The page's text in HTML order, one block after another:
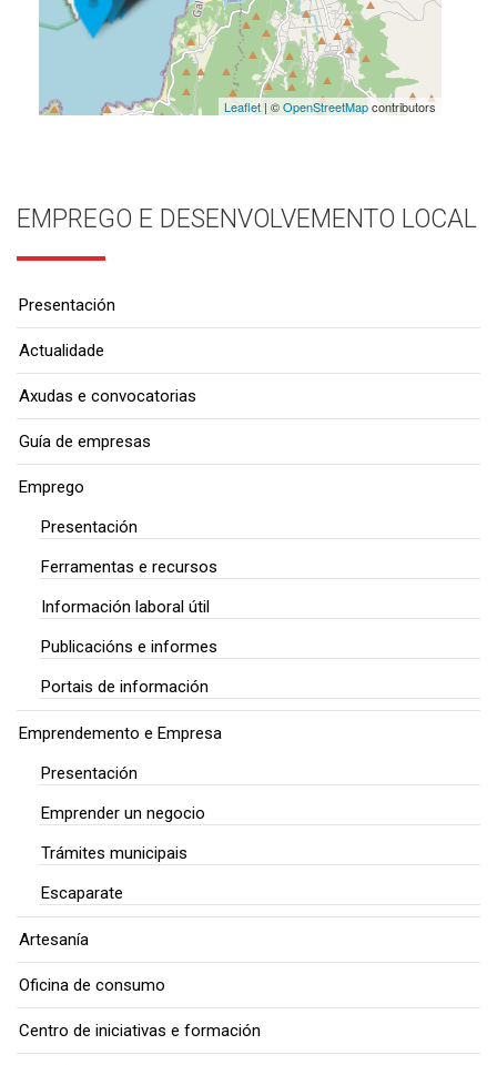
Leaflet| ©OpenStreetMapcontributors
EMPREGO E DESENVOLVEMENTO LOCAL
Presentación
Actualidade
Axudas e convocatorias
Guía de empresas
Emprego
Presentación
Ferramentas e recursos
Información laboral útil
Publicacións e informes
Portais de información
Emprendemento e Empresa
Presentación
Emprender un negocio
Trámites municipais
Escaparate
Artesanía
Oficina de consumo
Centro de iniciativas e formación